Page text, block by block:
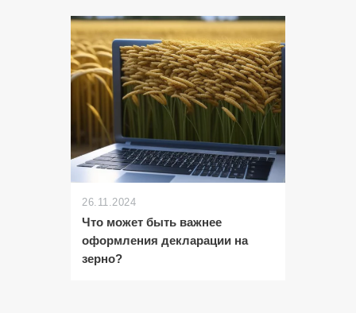
26.11.2024
Что может быть важнее
оформления декларации на
зерно?